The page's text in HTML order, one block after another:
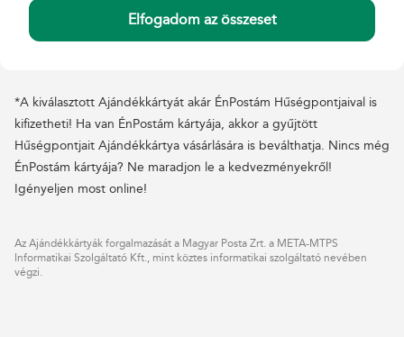
*A kiválasztott Ajándékkártyát akár ÉnPostám Hűségpontjaival is
kifizetheti! Ha van ÉnPostám kártyája, akkor a gyűjtött
Hűségpontjait Ajándékkártya vásárlására is beválthatja. Nincs még
ÉnPostám kártyája? Ne maradjon le a kedvezményekről!
Igényeljen most online!
Az Ajándékkártyák forgalmazását a Magyar Posta Zrt. a META-MTPS
Informatikai Szolgáltató Kft., mint köztes informatikai szolgáltató nevében
végzi.
Elfogadom az összeset